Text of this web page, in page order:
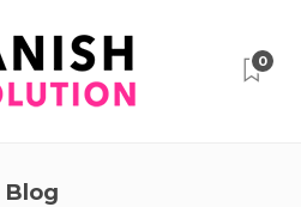
0
Blog